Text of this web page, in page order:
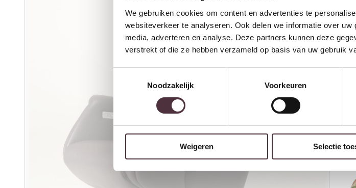
We gebruiken cookies om content en advertenties te
websiteverkeer te analyseren. Ook delen we informatie over
media, adverteren en analyse. Deze partners kunnen deze
verstrekt of die ze hebben verzameld op basis van uw gebruik
Noodzakelijk
Voorkeuren
Weigeren Selectie